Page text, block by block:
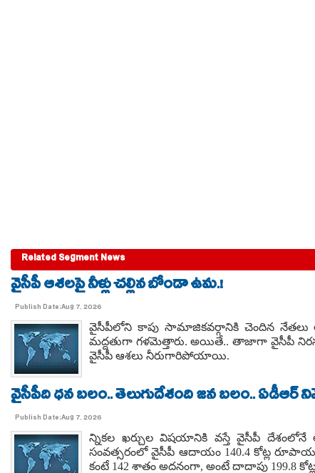
Related Segment News
వైసీపీ ఆశలపై నీళ్లు చల్లిన బోండా ఉమ.!
Publish Date:Aug 7, 2026
వైసీపీలోని కాపు సామాజికవర్గానికి చెందిన
మద్దతుగా గళమెత్తారు. అయితే.. తాజాగా వైసీపీ
వైసీపీ ఆశలు నీరుగారిపోయాయి.
వైసీపీది ధన బలం.. తెలుగుదేశంది జన బలం.. ఏడీఆర్
Publish Date:Aug 7, 2026
న్నికల ఖర్చుల విషయానికి వస్తే వైసీపీ
సంవత్సరంలో వైసీపీ ఆదాయం 140.4 కోట్ల
కంటే 142 శాతం అదనంగా, అంటే దాదాపు 199.8